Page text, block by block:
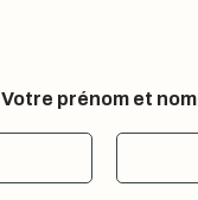
Votre prénom et nom